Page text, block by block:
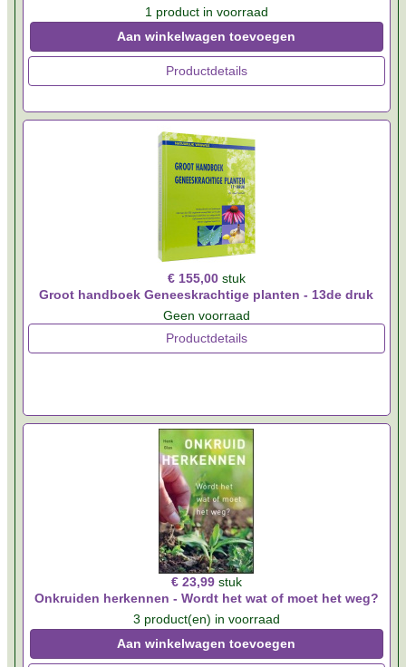
1 product in voorraad
Aan winkelwagen toevoegen
Productdetails
€ 155,00 stuk
Groot handboek Geneeskrachtige planten - 13de druk
Geen voorraad
Productdetails
€ 23,99 stuk
Onkruiden herkennen - Wordt het wat of moet het weg?
3 product(en) in voorraad
Aan winkelwagen toevoegen